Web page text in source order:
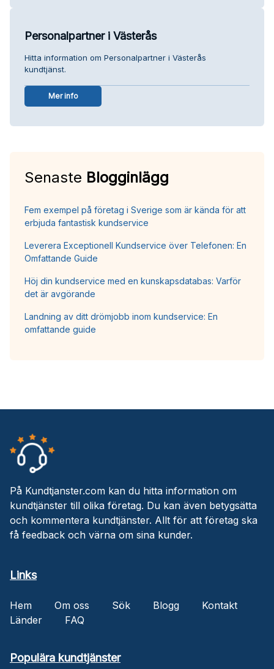
Personalpartner i Västerås
Hitta information om Personalpartner i Västerås
kundtjänst.
Mer info
Senaste Blogginlägg
Fem exempel på företag i Sverige som är kända för att
erbjuda fantastisk kundservice
Leverera Exceptionell Kundservice över Telefonen: En
Omfattande Guide
Höj din kundservice med en kunskapsdatabas: Varför
det är avgörande
Landning av ditt drömjobb inom kundservice: En
omfattande guide
På Kundtjanster.com kan du hitta information om
kundtjänster till olika företag. Du kan även betygsätta
och kommentera kundtjänster. Allt för att företag ska
få feedback och värna om sina kunder.
Links
Hem Om oss Sök Blogg
Kontakt
Länder
FAQ
Populära kundtjänster